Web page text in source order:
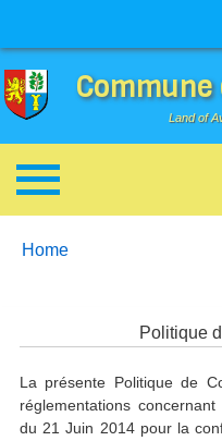
Commune
Land of
Breadcrumbs
You are here:
Home
Politique
La présente Politique de
réglementations
du 21 Juin 2014 pour la